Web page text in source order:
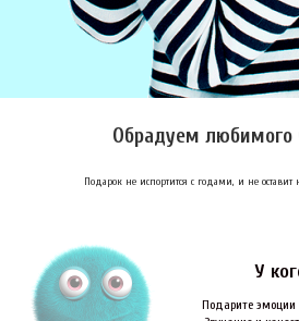
Обрадуем любимого
Подарок не испортится с годами, и не
У
Подарите эмоции